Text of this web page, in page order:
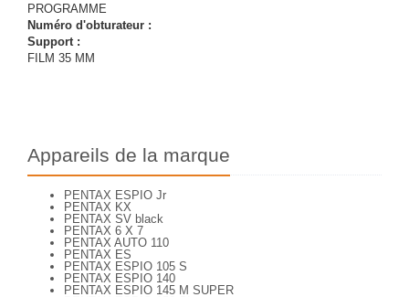
PROGRAMME
Numéro d'obturateur :
Support :
FILM 35 MM
Appareils de la marque
PENTAX ESPIO Jr
PENTAX KX
PENTAX SV black
PENTAX 6 X 7
PENTAX AUTO 110
PENTAX ES
PENTAX ESPIO 105 S
PENTAX ESPIO 140
PENTAX ESPIO 145 M SUPER